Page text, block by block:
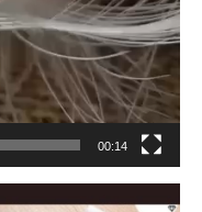
00:14